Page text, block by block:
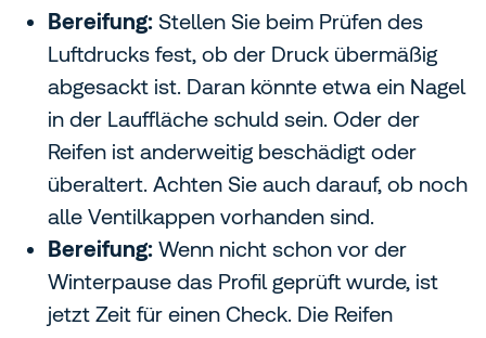
Bereifung: Stellen Sie beim Prüfen des
Luftdrucks fest, ob der Druck übermäßig
abgesackt ist. Daran könnte etwa ein Nagel
in der Lauffläche schuld sein. Oder der
Reifen ist anderweitig beschädigt oder
überaltert. Achten Sie auch darauf, ob noch
alle Ventilkappen vorhanden sind.
Bereifung: Wenn nicht schon vor der
Winterpause das Profil geprüft wurde, ist
jetzt Zeit für einen Check. Die Reifen